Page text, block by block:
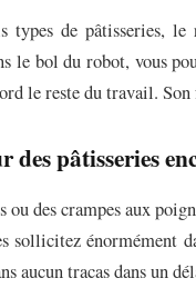
types de pâtisseries,
le bol du robot, vous
le reste du travail.
des pâtisseries
ou des crampes aux
sollicitez énormément
aucun tracas dans un